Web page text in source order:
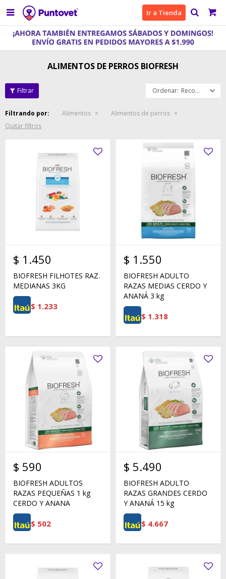
 Ir a Tienda
ALIMENTOS DE PERROS BIOFRESH
Recomendados
Filtrando por: Alimentos
Alimentos de perros
Quitar filtros
$ 1.450
BIOFRESH FILHOTES RAZ.
MEDIANAS 3KG
$ 1.233
$ 1.550
BIOFRESH ADULTO
RAZAS MEDIAS CERDO Y
ANANÁ 3 kg
$ 1.318
$ 590
BIOFRESH ADULTOS
RAZAS PEQUEÑAS 1 kg
CERDO Y ANANA
$ 502
$ 5.490
BIOFRESH ADULTO
RAZAS GRANDES CERDO
Y ANANÁ 15 kg
$ 4.667